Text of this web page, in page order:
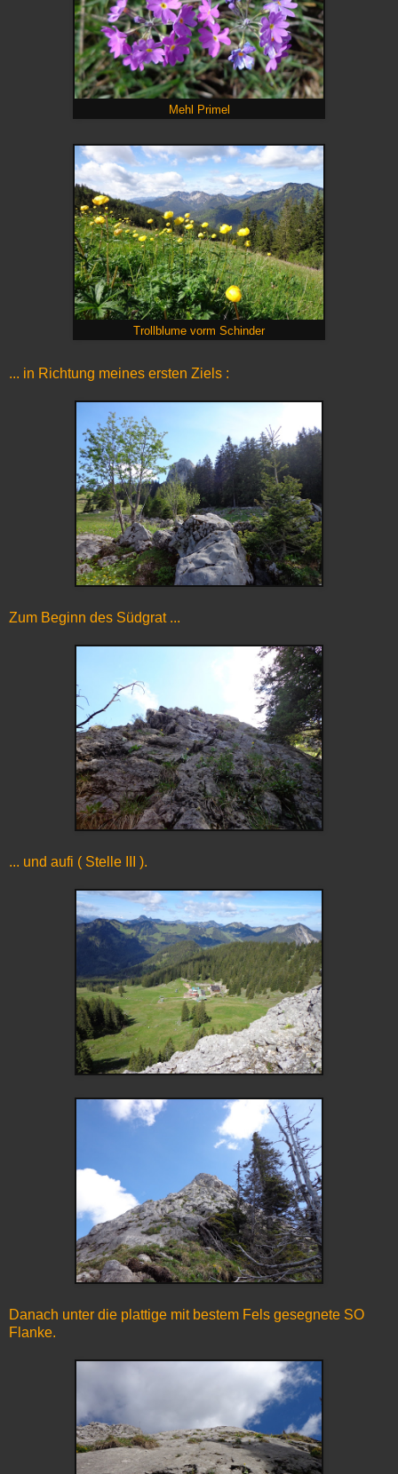
Mehl Primel
Trollblume vorm Schinder
... in Richtung meines ersten Ziels :
Zum Beginn des Südgrat ...
... und aufi ( Stelle III ).
Danach unter die plattige mit bestem Fels gesegnete SO
Flanke.